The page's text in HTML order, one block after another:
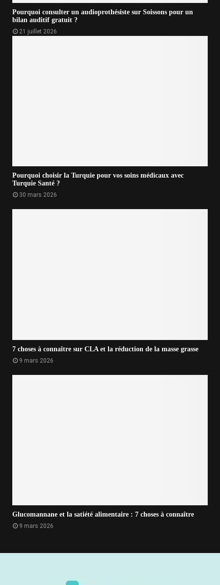
Pourquoi consulter un audioprothésiste sur Soissons pour un
bilan auditif gratuit ?
21 juillet 2026
Pourquoi choisir la Turquie pour vos soins médicaux avec
Turquie Santé ?
30 mars 2026
7 choses à connaître sur CLA et la réduction de la masse grasse
9 mars 2026
Glucomannane et la satiété alimentaire : 7 choses à connaître
9 mars 2026